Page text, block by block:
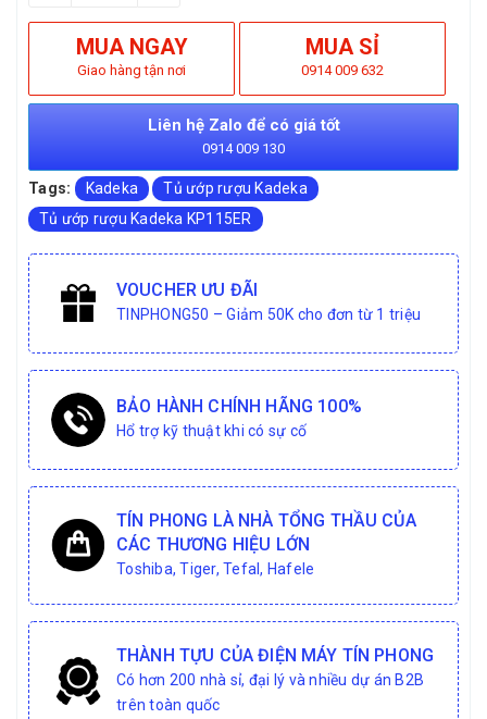
MUA NGAY
Giao hàng tận nơi
MUA SỈ
0914 009 632
Liên hệ Zalo để có giá tốt
0914 009 130
Tags: Kadeka
Tủ ướp rượu Kadeka
Tủ ướp rượu Kadeka KP115ER
VOUCHER ƯU ĐÃI
TINPHONG50 – Giảm 50K cho đơn từ 1 triệu
BẢO HÀNH CHÍNH HÃNG 100%
Hổ trợ kỹ thuật khi có sự cố
TÍN PHONG LÀ NHÀ TỔNG THẦU CỦA
CÁC THƯƠNG HIỆU LỚN
Toshiba, Tiger, Tefal, Hafele
THÀNH TỰU CỦA ĐIỆN MÁY TÍN PHONG
Có hơn 200 nhà sỉ, đại lý và nhiều dự án B2B
trên toàn quốc